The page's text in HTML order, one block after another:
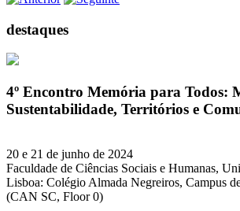
destaques
4º Encontro Memória para Todos:
Sustentabilidade, Territórios e
20 e 21 de junho de 2024
Faculdade de Ciências Sociais e Humanas,
Lisboa: Colégio Almada Negreiros, Campus
(CAN SC, Floor 0)